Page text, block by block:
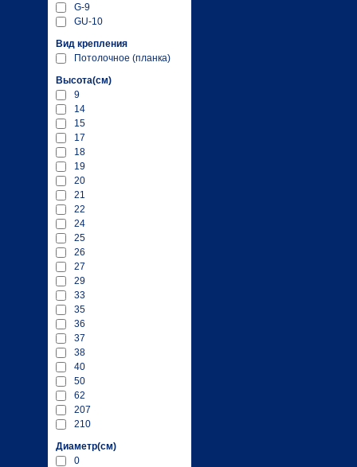
G-9
GU-10
Вид крепления
Потолочное (планка)
Высота(см)
9
14
15
17
18
19
20
21
22
24
25
26
27
29
33
35
36
37
38
40
50
62
207
210
Диаметр(см)
0